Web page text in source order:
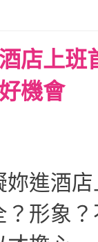
店上班
機會
妳進酒
？形象